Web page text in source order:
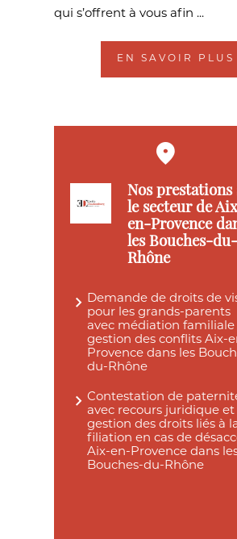
qui s’offrent à vous afin ...
EN SAVOIR PLUS
Nos prestations
le secteur de
en-Provence
les Bouches-du-
Rhône
Demande de droits de
pour les grands-parents
avec médiation familiale
gestion des conflits Aix-
Provence dans les
du-Rhône
Contestation de
avec recours juridique et
gestion des droits liés à
filiation en cas de
Aix-en-Provence dans
Bouches-du-Rhône